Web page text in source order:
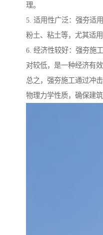
理。
5. 适用性广泛：强夯适
粉土、粘土等，尤其适
6. 经济性较好：强夯施
对较低，是一种经济有
总之，强夯施工通过冲
物理力学性质，确保建